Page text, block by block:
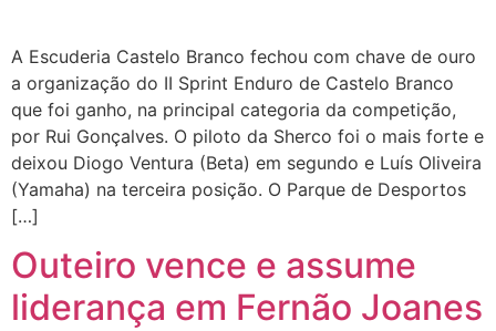
A Escuderia Castelo Branco fechou com chave de ouro
a organização do II Sprint Enduro de Castelo Branco
que foi ganho, na principal categoria da competição,
por Rui Gonçalves. O piloto da Sherco foi o mais forte e
deixou Diogo Ventura (Beta) em segundo e Luís Oliveira
(Yamaha) na terceira posição. O Parque de Desportos
[…]
Outeiro vence e assume
liderança em Fernão Joanes